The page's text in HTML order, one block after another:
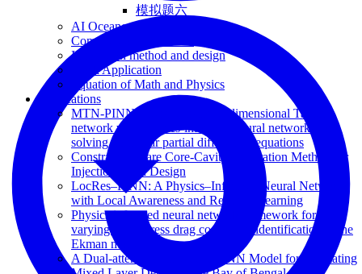
模拟题六
AI Oceanography
Computational Methods
Innovation method and design
Work Application
Equation of Math and Physics
Publications
MTN-PINN: integrating multi-dimensional Taylor
network with physics-informed neural networks for
solving nonlinear partial differential equations
Constraint-Aware Core-Cavity Generation Method for
Injection Mold Design
LocRes–PINN: A Physics–Informed Neural Network
with Local Awareness and Residual Learning
Physics informed neural network framework for time-
varying wind stress drag coefficient identification in the
Ekman model
A Dual-attention Embedded CNN Model for Estimating